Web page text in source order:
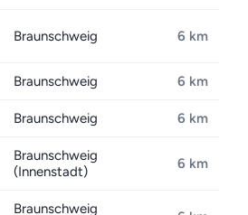
Braunschweig 6 km
Braunschweig 6 km
Braunschweig 6 km
Braunschweig
(Innenstadt)
6 km
Braunschweig